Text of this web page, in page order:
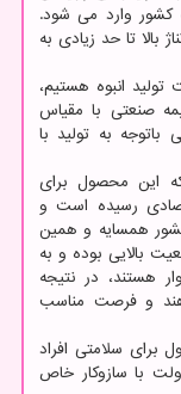
کشور وارد می شود.
بالا تا حد زیادی به
انبوه هستیم،
صنعتی با مقیاس
باتوجه به تولید با
این محصول برای
رسیده است و
همسایه و همین
بالایی بوده و به
هستند، در نتیجه
و فرصت مناسب
برای سلامتی افراد
با سازوکار خاص